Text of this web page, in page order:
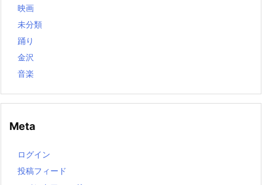
映画
未分類
踊り
金沢
音楽
Meta
ログイン
投稿フィード